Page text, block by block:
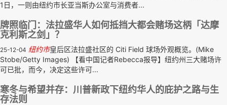
1日，一则由纽约市长亚当斯办公室与消费者...
牌照临门：法拉盛华人如何抵挡大都会赌场这柄「达摩
克利斯之剑」？
25-12-04 纽约市皇后区法拉盛社区的 Citi Field 球场外观概览。(Mike
Stobe/Getty Images) 【看中国记者Rebecca报导】纽约州三大赌场许
可已批，而今，决定这些许可...
寒冬与希望并存：川普新政下纽约华人的庇护之路与生
存法则